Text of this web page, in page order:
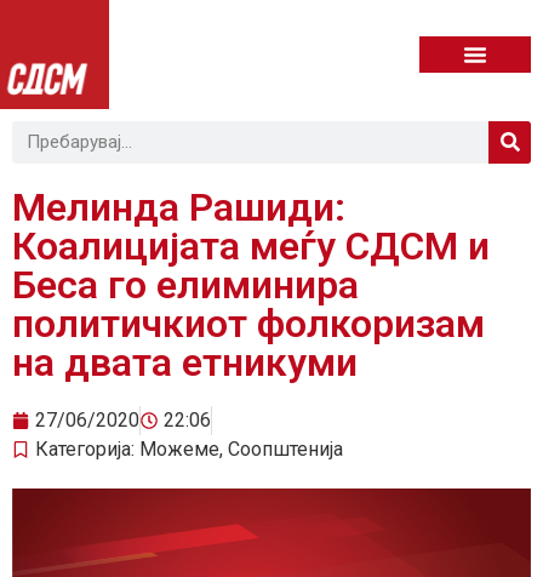
Мелинда Рашиди:
Коалицијата меѓу СДСМ и
Беса го елиминира
политичкиот фолкоризам
на двата етникуми
27/06/2020
22:06
Категорија: Можеме, Соопштенија